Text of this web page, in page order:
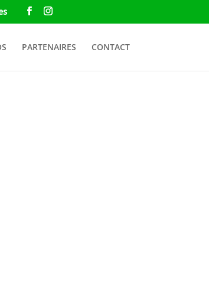
PARTENAIRES CONTACT